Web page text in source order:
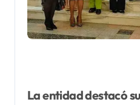
Laentidad destacó